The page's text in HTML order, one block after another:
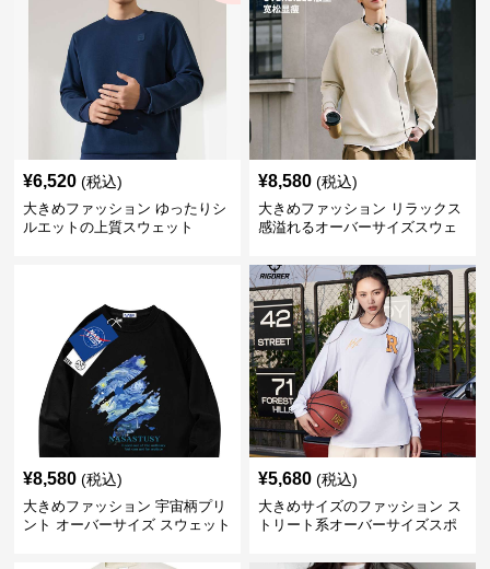
¥6,520 (税込)
大きめファッション ゆったりシ
ルエットの上質スウェット
¥8,580 (税込)
大きめファッション リラックス
感溢れるオーバーサイズスウェ
¥8,580 (税込)
大きめファッション 宇宙柄プリ
ント オーバーサイズ スウェット
¥5,680 (税込)
大きめサイズのファッション ス
トリート系オーバーサイズスポ